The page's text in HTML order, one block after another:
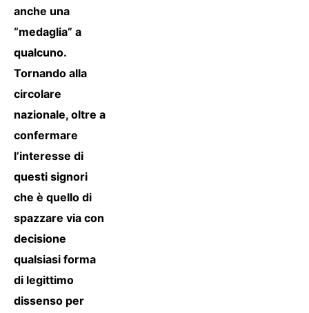
anche una
“medaglia” a
qualcuno.
Tornando alla
circolare
nazionale, oltre a
confermare
l’interesse di
questi signori
che è quello di
spazzare via con
decisione
qualsiasi forma
di legittimo
dissenso per